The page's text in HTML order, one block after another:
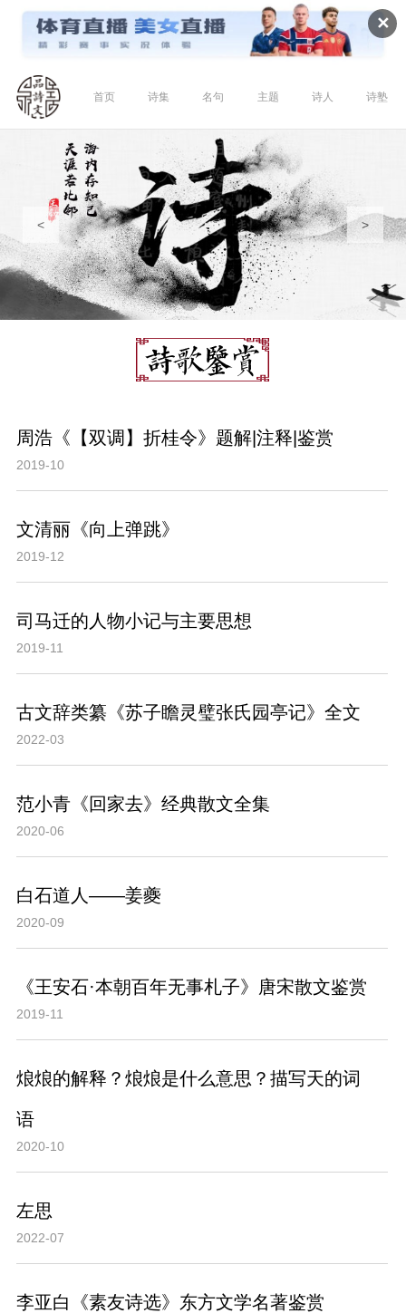
✕
首页 诗集 名句 主题 诗人 诗塾
< >
周浩《【双调】折桂令》题解|注释|鉴赏
2019-10
文清丽《向上弹跳》
2019-12
司马迁的人物小记与主要思想
2019-11
古文辞类纂《苏子瞻灵璧张氏园亭记》全文
2022-03
范小青《回家去》经典散文全集
2020-06
白石道人——姜夔
2020-09
《王安石·本朝百年无事札子》唐宋散文鉴赏
2019-11
烺烺的解释？烺烺是什么意思？描写天的词
语
2020-10
左思
2022-07
李亚白《素友诗选》东方文学名著鉴赏